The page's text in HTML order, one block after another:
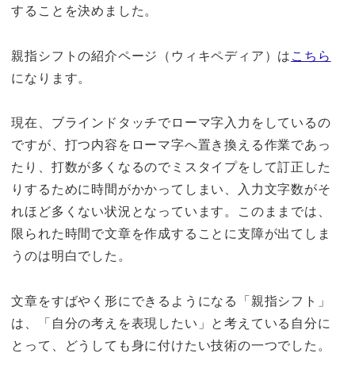
することを決めました。
親指シフトの紹介ページ（ウィキペディア）はこちら
になります。
現在、ブラインドタッチでローマ字入力をしているの
ですが、打つ内容をローマ字へ置き換える作業であっ
たり、打数が多くなるのでミスタイプをして訂正した
りするために時間がかかってしまい、入力文字数がそ
れほど多くない状況となっています。このままでは、
限られた時間で文章を作成することに支障が出てしま
うのは明白でした。
文章をすばやく形にできるようになる「親指シフト」
は、「自分の考えを表現したい」と考えている自分に
とって、どうしても身に付けたい技術の一つでした。